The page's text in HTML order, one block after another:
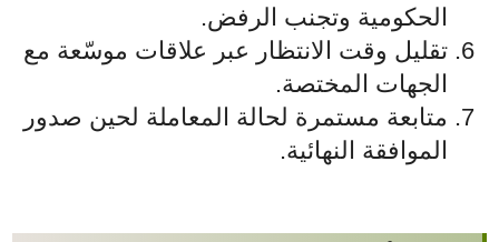
الحكومية وتجنب الرفض.
تقليل وقت الانتظار عبر علاقات موسّعة مع
الجهات المختصة.
متابعة مستمرة لحالة المعاملة لحين صدور
الموافقة النهائية.